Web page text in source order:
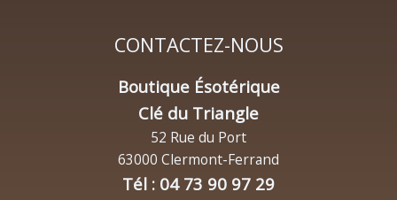
CONTACTEZ-NOUS
Boutique Ésotérique
Clé du Triangle
52 Rue du Port
63000 Clermont-Ferrand
Tél : 04 73 90 97 29